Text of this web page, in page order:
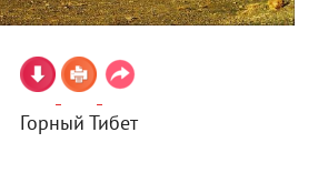
Горный Тибет